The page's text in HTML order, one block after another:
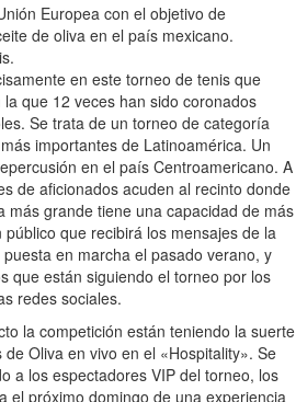
Europea con el objetivo de
de oliva en el país mexicano.
en este torneo de tenis que
que 12 veces han sido coronados
Se trata de un torneo de categoría
importantes de Latinoamérica. Un
en el país Centroamericano. A
de aficionados acuden al recinto donde
más grande tiene una capacidad de más
que recibirá los mensajes de la
puesta en marcha el pasado verano, y
que están siguiendo el torneo por los
redes sociales.
la competición están teniendo la suerte
Oliva en vivo en el «Hospitality». Se
a los espectadores VIP del torneo, los
el próximo domingo de una experiencia